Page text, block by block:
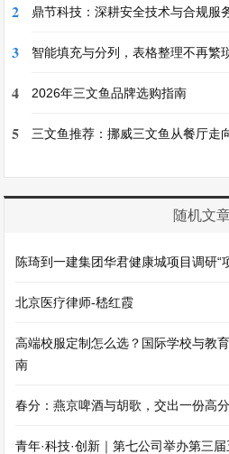
2 鼎节科技：深耕安全技术与合规服
3 智能填充与分列，表格整理不再繁
4 2026年三文鱼品牌选购指南
5 三文鱼推荐：挪威三文鱼从餐厅走
随机文
陈琦到一建集团华君健康城项目调研“
北京医疗律师-嵇红霞
高端校服定制怎么选？国际学校与教
南
春分：燕京啤酒与胡歌，交出一份高
青年·科技·创新｜第七公司举办第三